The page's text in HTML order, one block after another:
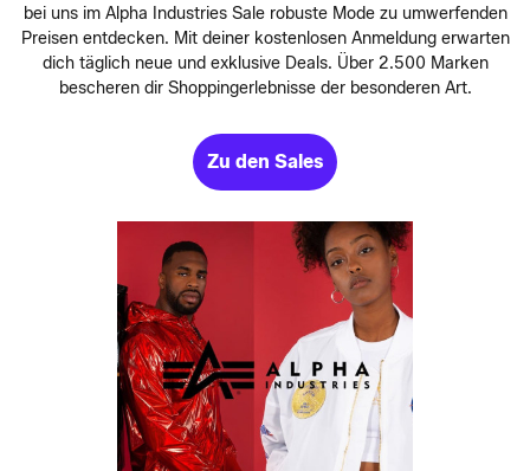
bei uns im Alpha Industries Sale robuste Mode zu umwerfenden
Preisen entdecken. Mit deiner kostenlosen Anmeldung erwarten
dich täglich neue und exklusive Deals. Über 2.500 Marken
bescheren dir Shoppingerlebnisse der besonderen Art.
Zu den Sales